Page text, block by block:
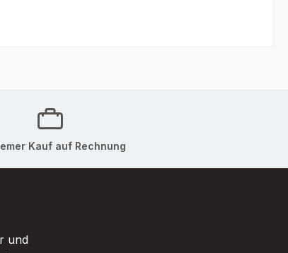
Kauf auf Rechnung
und